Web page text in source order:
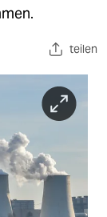
teilen